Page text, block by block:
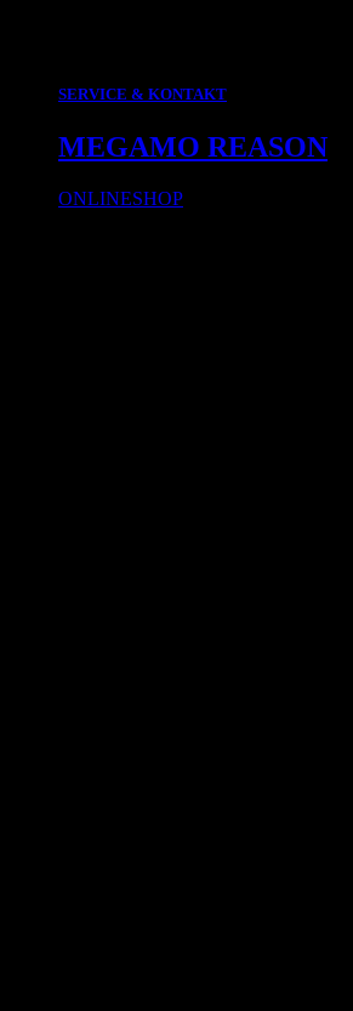
SERVICE & KONTAKT
MEGAMO REASON
ONLINESHOP